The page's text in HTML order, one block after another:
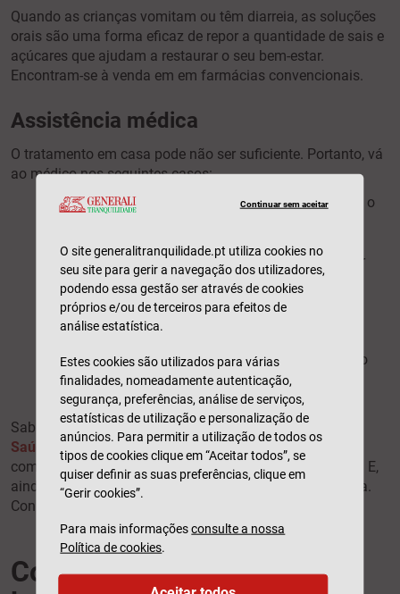
Quando as crianças vomitam ou têm diarreia, as soluções
orais são uma forma eficaz de repor a quantidade de sais e
açúcares que ajudam a restaurar o seu bem-estar.
Encontram-se à venda em em farmácias convencionais.
Assistência médica
O tratamento em casa pode não ser suficiente. Portanto, vá
ao médico nos seguintes casos:
A dor de barriga é muito forte ou piora com o
O desconforto acorda a criança à noite;
A dor é aguda e localiza-se na parte inferior
direita do abdómen;
Não há melhoras após 24 horas;
Diarreia grave ou vómitos;
A criança mostra-se cansada, apática e não
quer brincar.
Sabia que oSeguro
Saúde
da Generali Tranquilidade
permite ir a consultas
com especialistas e às urgências de hospitais privados? E,
ainda, receber um médico em sua casa ou videoconsulta.
Conheça as várias
Como prevenir a dor de
Continuar sem aceitar
O site generalitranquilidade.pt utiliza cookies no
seu site para gerir a navegação dos utilizadores,
podendo essa gestão ser através de cookies
próprios e/ou de terceiros para efeitos de
análise estatística.
Estes cookies são utilizados para várias
finalidades, nomeadamente autenticação,
segurança, preferências, análise de serviços,
estatísticas de utilização e personalização de
anúncios. Para permitir a utilização de todos os
tipos de cookies clique em “Aceitar todos”, se
quiser definir as suas preferências, clique em
“Gerir cookies”.
Para mais informaçõesconsulte a nossa
Política de cookies.